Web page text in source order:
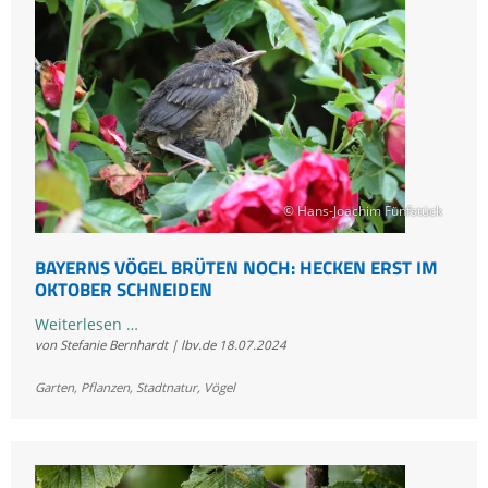
Fichte
© Hans-Joachim Fünfstück
BAYERNS VÖGEL BRÜTEN NOCH: HECKEN ERST IM
OKTOBER SCHNEIDEN
Weiterlesen …
Vögel
im
von Stefanie Bernhardt | lbv.de 18.07.2024
Garten, Pflanzen, Stadtnatur, Vögel